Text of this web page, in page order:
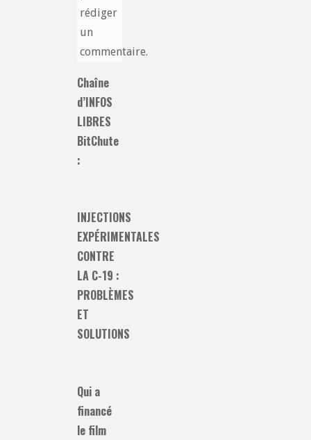
rédiger
un
commentaire.
Chaîne
d’INFOS
LIBRES
BitChute
:
INJECTIONS
EXPÉRIMENTALES
CONTRE
LA C-19 :
PROBLÈMES
ET
SOLUTIONS
Qui a
financé
le film